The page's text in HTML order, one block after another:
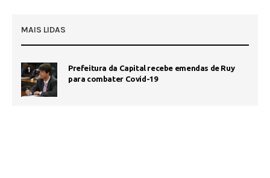
MAIS LIDAS
1
Prefeitura da Capital recebe emendas de Ruy
para combater Covid-19